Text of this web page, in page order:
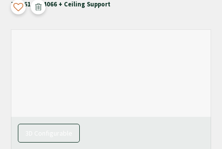
T-4061 / M-4066 + Ceiling Support